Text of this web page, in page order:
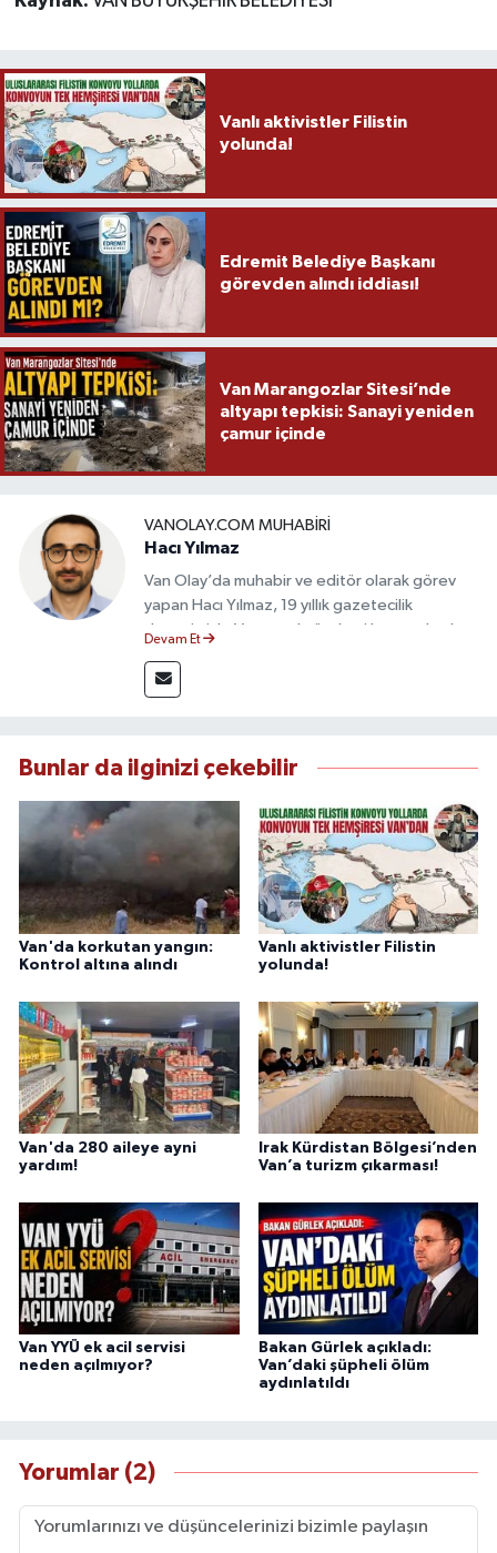
Vanlı aktivistler Filistin
yolunda!
Edremit Belediye Başkanı
görevden alındı iddiası!
Van Marangozlar Sitesi’nde
altyapı tepkisi: Sanayi yeniden
çamur içinde
VANOLAY.COM MUHABIRI
Hacı Yılmaz
Van Olay’da muhabir ve editör olarak görev
yapan Hacı Yılmaz, 19 yıllık gazetecilik
deneyimiyle Van yerel gündemi başta olmak
takip etmektedir. Editoryal sürece katkı sunan
Yılmaz, tarafsızlık, doğruluk ve etik ilkeler
bilgilendirmektedir.
Devam Et
Bunlar da ilginizi çekebilir
Van'da korkutan yangın:
Kontrol altına alındı
Vanlı aktivistler Filistin
yolunda!
Van'da 280 aileye ayni
yardım!
Irak Kürdistan Bölgesi’nden
Van’a turizm çıkarması!
Van YYÜ ek acil servisi
neden açılmıyor?
Bakan Gürlek açıkladı:
Van’daki şüpheli ölüm
aydınlatıldı
Yorumlar (2)